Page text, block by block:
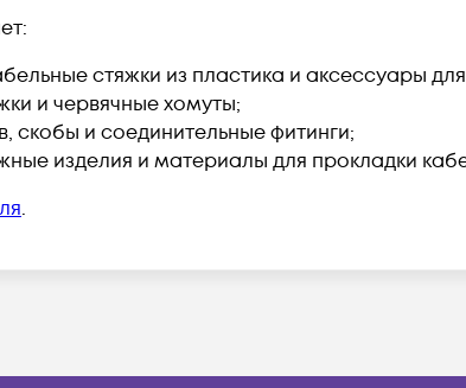
стяжки из пластика и аксессуары
и червячные хомуты;
скобы и соединительные фитинги;
изделия и материалы для прокладки
.